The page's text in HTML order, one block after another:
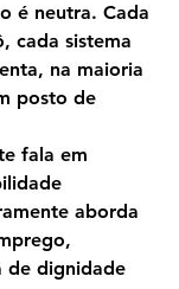
é neutra. Cada
cada sistema
na maioria
posto de
fala em
aborda
de dignidade